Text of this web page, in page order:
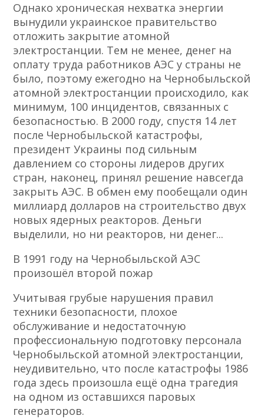
Однако хроническая нехватка энергии
вынудили украинское правительство
отложить закрытие атомной
электростанции. Тем не менее, денег на
оплату труда работников АЭС у страны не
было, поэтому ежегодно на Чернобыльской
атомной электростанции происходило, как
минимум, 100 инцидентов, связанных с
безопасностью. В 2000 году, спустя 14 лет
после Чернобыльской катастрофы,
президент Украины под сильным
давлением со стороны лидеров других
стран, наконец, принял решение навсегда
закрыть АЭС. В обмен ему пообещали один
миллиард долларов на строительство двух
новых ядерных реакторов. Деньги
выделили, но ни реакторов, ни денег...
В 1991 году на Чернобыльской АЭС
произошёл второй пожар
Учитывая грубые нарушения правил
техники безопасности, плохое
обслуживание и недостаточную
профессиональную подготовку персонала
Чернобыльской атомной электростанции,
неудивительно, что после катастрофы 1986
года здесь произошла ещё одна трагедия
на одном из оставшихся паровых
генераторов.